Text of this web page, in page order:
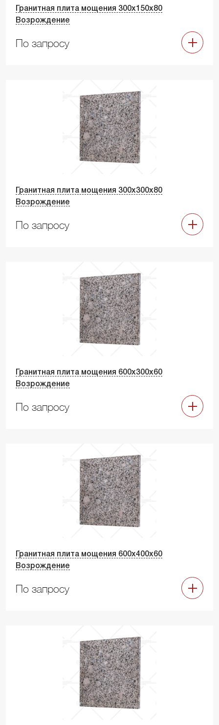
Гранитная плита мощения 300х150х80
Возрождение
По запросу
Гранитная плита мощения 300х300х80
Возрождение
По запросу
Гранитная плита мощения 600х300х60
Возрождение
По запросу
Гранитная плита мощения 600х400х60
Возрождение
По запросу